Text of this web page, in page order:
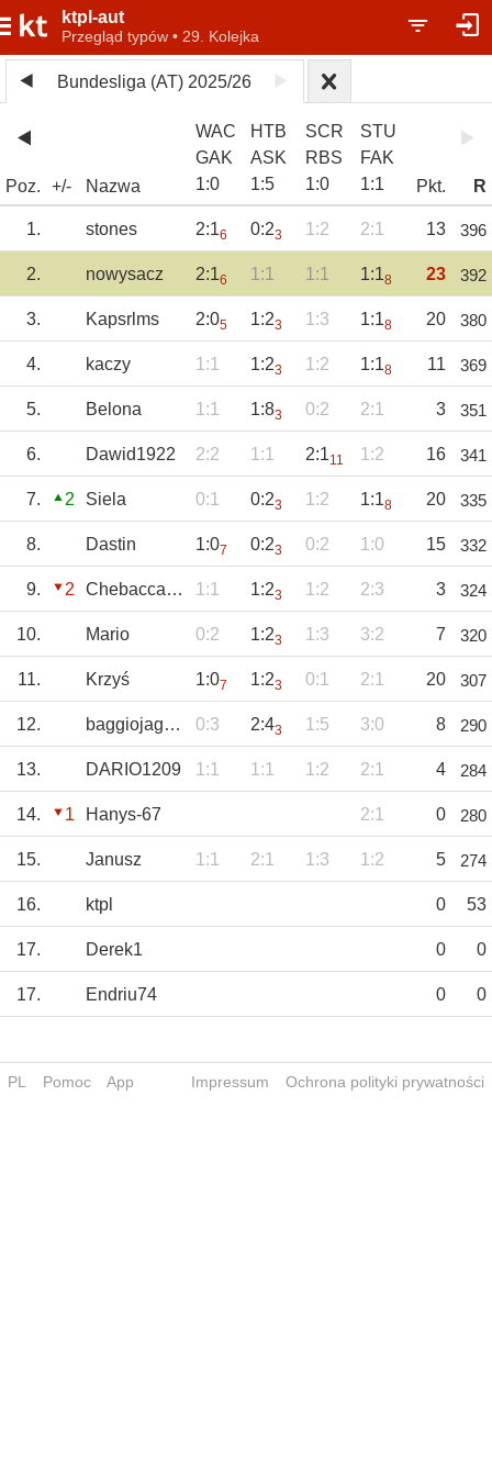
ktpl-aut
Przegląd typów • 29. Kolejka
Bundesliga (AT) 2025/26
Poz. +/- Nazwa
WAC
GAK
1:0
HTB
ASK
1:5
SCR
RBS
1:0
STU
FAK
1:1 Pkt. R
1. stones 2:16 0:23 1:2 2:1 13 396
2. nowysacz 2:16 1:1 1:1 1:18 23 392
3. Kapsrlms 2:05 1:23 1:3 1:18 20 380
4. kaczy 1:1 1:23 1:2 1:18 11 369
5. Belona 1:1 1:83 0:2 2:1 3 351
6. Dawid1922 2:2 1:1 2:111 1:2 16 341
7. 2 Siela 0:1 0:23 1:2 1:18 20 335
8. Dastin 1:07 0:23 0:2 1:0 15 332
9. 2 Chebacca2021 1:1 1:23 1:2 2:3 3 324
10. Mario 0:2 1:23 1:3 3:2 7 320
11. Krzyś 1:07 1:23 0:1 2:1 20 307
12. baggiojagoda 0:3 2:43 1:5 3:0 8 290
13. DARIO1209 1:1 1:1 1:2 2:1 4 284
14. 1 Hanys-67 2:1 0 280
15. Janusz 1:1 2:1 1:3 1:2 5 274
16. ktpl 0 53
17. Derek1 0 0
17. Endriu74 0 0
PL Pomoc App Impressum Ochrona polityki prywatności